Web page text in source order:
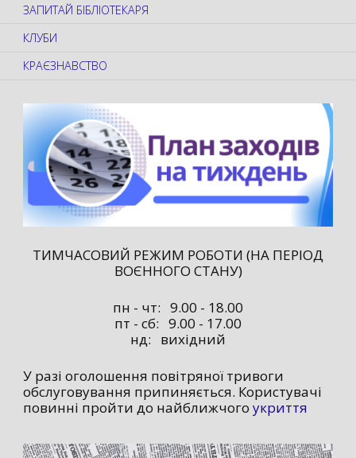
ЗАПИТАЙ БІБЛІОТЕКАРЯ
КЛУБИ
КРАЄЗНАВСТВО
ТИМЧАСОВИЙ РЕЖИМ РОБОТИ (НА ПЕРІОД
ВОЄННОГО СТАНУ)
пн - чт: 9.00 - 18.00
пт - сб: 9.00 - 17.00
нд: вихідний
У разі оголошення повітряної тривоги
обслуговування припиняється. Користувачі
повинні пройти до найближчого укриття